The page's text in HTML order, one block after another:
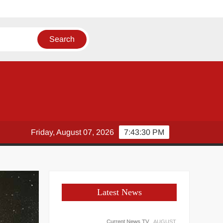
7:43:31 PM
Friday, August 07, 2026
Latest News
Current News TV
AUGUST